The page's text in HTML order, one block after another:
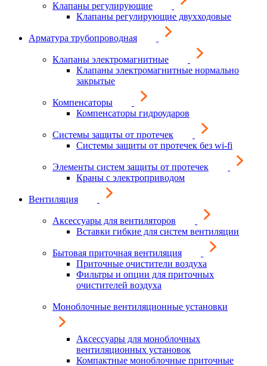
Клапаны регулирующие
Клапаны регулирующие двухходовые
Арматура трубопроводная
Клапаны электромагнитные
Клапаны электромагнитные нормально
закрытые
Компенсаторы
Компенсаторы гидроударов
Системы защиты от протечек
Системы защиты от протечек без wi-fi
Элементы систем защиты от протечек
Краны с электроприводом
Вентиляция
Аксессуары для вентиляторов
Вставки гибкие для систем вентиляции
Бытовая приточная вентиляция
Приточные очистители воздуха
Фильтры и опции для приточных
очистителей воздуха
Моноблочные вентиляционные установки
Аксессуары для моноблочных
вентиляционных установок
Компактные моноблочные приточные